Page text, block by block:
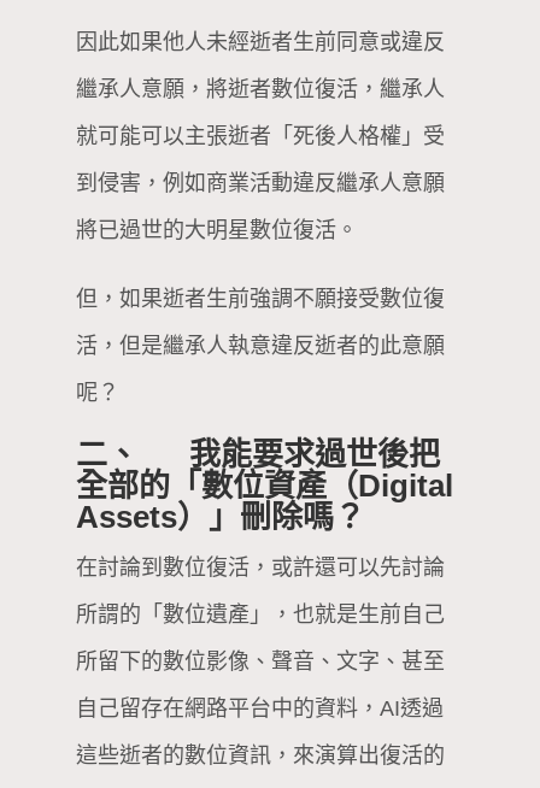
因此如果他人未經逝者生前同意或違反
繼承人意願，將逝者數位復活，繼承人
就可能可以主張逝者「死後人格權」受
到侵害，例如商業活動違反繼承人意願
將已過世的大明星數位復活。
但，如果逝者生前強調不願接受數位復
活，但是繼承人執意違反逝者的此意願
呢？
二、 我能要求過世後把
全部的「數位資產（Digital
Assets）」刪除嗎？
在討論到數位復活，或許還可以先討論
所謂的「數位遺產」，也就是生前自己
所留下的數位影像、聲音、文字、甚至
自己留存在網路平台中的資料，AI透過
這些逝者的數位資訊，來演算出復活的